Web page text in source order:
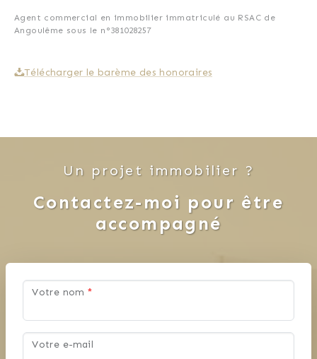
Agent commercial en immobilier immatriculé au RSAC de
Angoulême sous le n°381028257
Télécharger le barème des honoraires
Un projet immobilier ?
Contactez-moi pour être
accompagné
Votre nom *
Votre e-mail